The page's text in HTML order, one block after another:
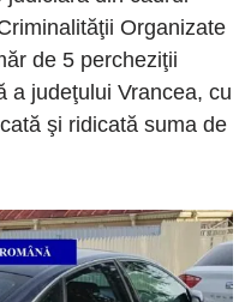
Organizate
de 5 percheziţii
a judeţului Vrancea, cu
şi ridicată suma de